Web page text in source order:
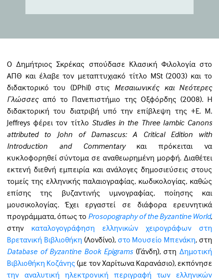
Ο Δημήτριος Σκρέκας σπούδασε Κλασική Φιλολογία στο
ΑΠΘ και έλαβε τον μεταπτυχιακό τίτλο ΜSt (2003) και το
διδακτορικό του (DPhil) στις Μεσαιωνικές και Νεότερες
Γλώσσεςαπό το Πανεπιστήμιο της Οξφόρδης (2008). Η
διδακτορική του διατριβή υπό την επίβλεψη της +E. M.
Jeffreys φέρει τον τίτλο Studies in the Three Iambic Canons
attributed to John of Damascus: A Critical Edition with
Introduction and Commentaryκαι πρόκειται να
κυκλοφορηθεί σύντομα σε αναθεωρημένη μορφή. Διαθέτει
εκτενή διεθνή εμπειρία και ανάλογες δημοσιεύσεις στους
τομείς της ελληνικής παλαιογραφίας, κωδικολογίας, καθώς
επίσης της βυζαντινής υμνογραφίας, ποίησης και
μουσικολογίας. Έχει εργαστεί σε διάφορα ερευνητικά
προγράμματα, όπως το Prosopography of the Byzantine World,
στην καταλογογράφηση ελληνικών χειρογράφων στη
Βρετανική Βιβλιοθήκη (Λονδίνο), στο Μουσείο Μπενάκη, στη
Database of Byzantine Book Epigrams (Γάνδη), στηΔημοτική
Βιβλιοθήκη Κοζάνης (με τον Χαρίτωνα Καρανάσιο), εκπόνησε
την αναλυτική ηλεκτρονική περιγραφή των ελληνικών